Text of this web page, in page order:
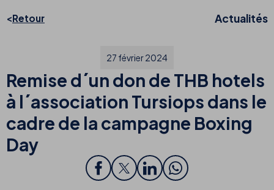
Retour Actualités
27 février 2024
Remise d´un don de THB hotels
à l´association Tursiops dans le
cadre de la campagne Boxing
Day